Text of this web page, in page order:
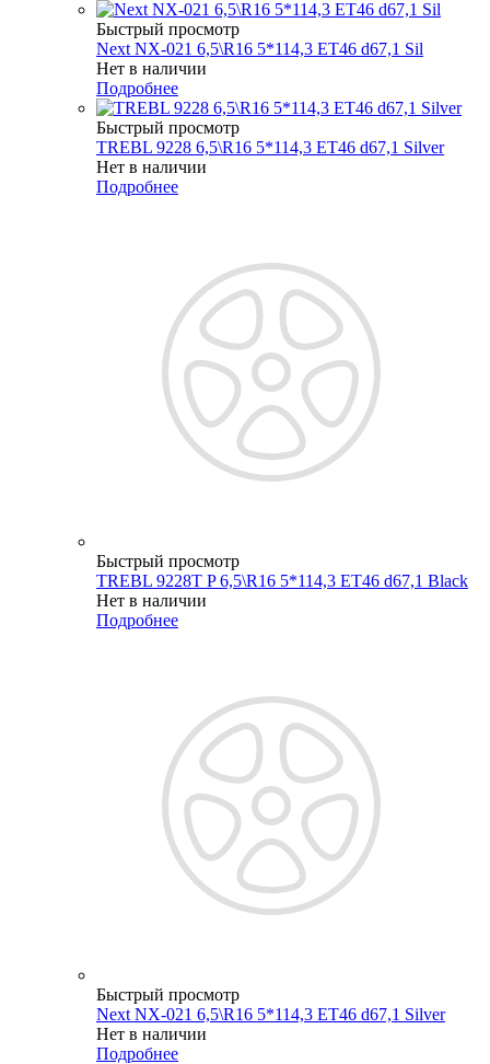
Быстрый просмотр
Next NX-021 6,5\R16 5*114,3 ET46 d67,1 Sil
Нет в наличии
Подробнее
Быстрый просмотр
TREBL 9228 6,5\R16 5*114,3 ET46 d67,1 Silver
Нет в наличии
Подробнее
Быстрый просмотр
TREBL 9228T P 6,5\R16 5*114,3 ET46 d67,1 Black
Нет в наличии
Подробнее
Быстрый просмотр
Next NX-021 6,5\R16 5*114,3 ET46 d67,1 Silver
Нет в наличии
Подробнее